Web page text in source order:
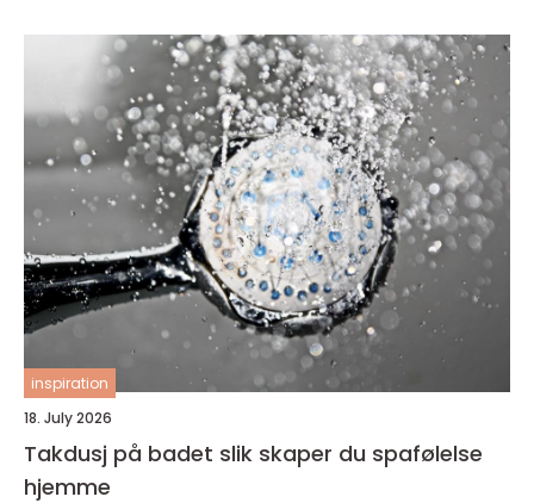
inspiration
18. July 2026
Takdusj på badet slik skaper du spafølelse
hjemme